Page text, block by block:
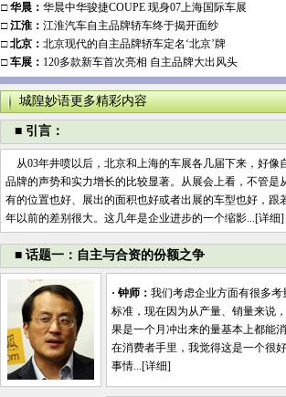
□ 华晨： 华晨中华骏捷COUPE 现身07上海国际车展
□ 江淮： 江淮汽车自主品牌轿车终于揭开面纱
□ 北京： 北京现代的自主品牌轿车定名‘北京’牌
□ 车展： 120多款新车首次亮相 自主品牌大出风头
城隍妙语更多精彩内容
■ 引言：
从03年井喷以后，北京和上海的车展各几届下来，好像
品牌的声势和实力增长的比较显著。从展会上看，不管是
有的位置也好、展出的面积也好或者出展的车型也好，跟
年以前的差别很大。这几年是企业进步的一个缩影...[详细]
■ 话题一：自主与合资的份额之争
· 钟师： 我们考虑企业方面有很多考
标准，现在因为从产量、销量来说
果是一个月冲出来的量基本上都能
在消费者手里，我觉得这是一个很
事情...[详细]